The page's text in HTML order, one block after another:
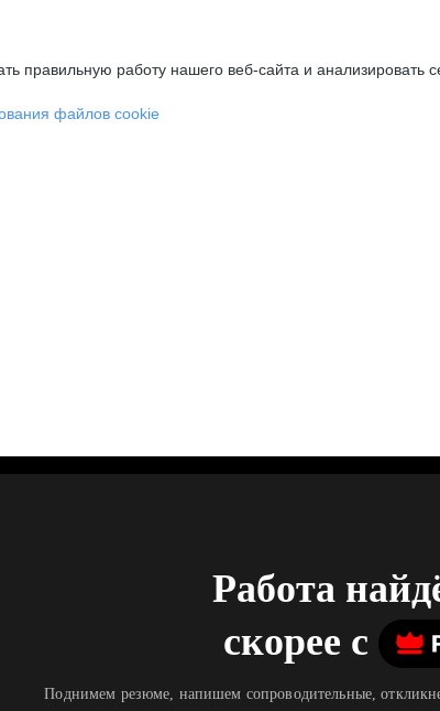
правильную работу нашего веб-сайта и анализировать
файлов cookie
Работа
скорее c
Поднимем резюме, напишем сопроводительные,